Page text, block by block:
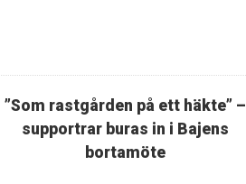
”Som rastgården på ett häkte” –
supportrar buras in i Bajens
bortamöte